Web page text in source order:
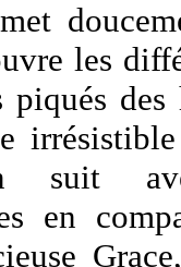
les
piqués
suit
en